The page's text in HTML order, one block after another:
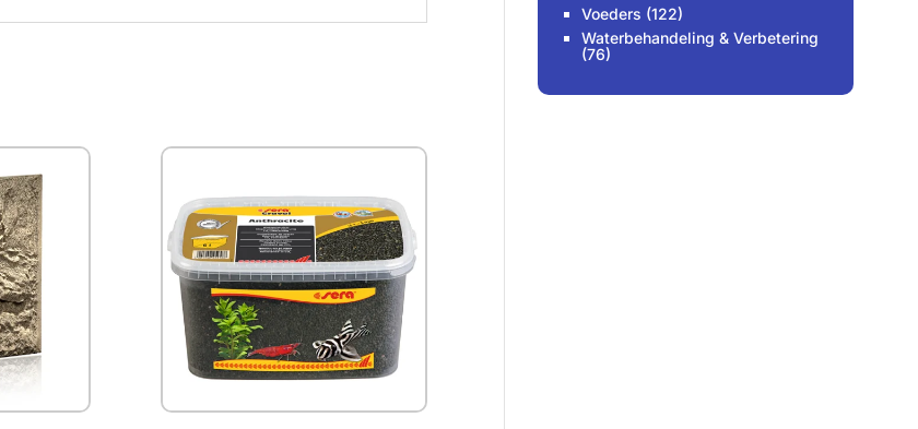
Voeders (122)
Waterbehandeling & Verbetering
(76)